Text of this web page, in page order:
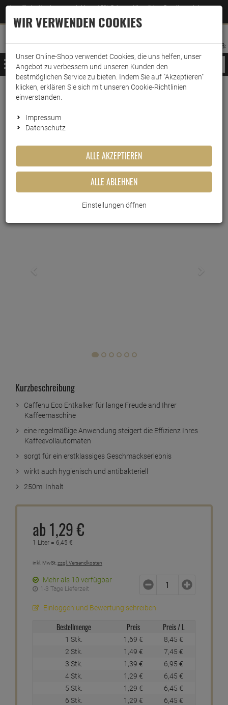
Jetzt für den Newsletter entscheiden und 5% Rabatt auf Ihre nächste Bestellung erhalten
–Zum Newsletter
ANMELDEN
AUFKLAPPEN
MERKZETTEL
WARENKORB:
MENÜ
Weiter einkaufen www.wark24.de
Küche & Haushalt
Kaffeemaschinenzubehör
Caffenu Eco Entkalker 200ml
10016252
Kurzbeschreibung
Caffenu Eco Entkalker für lange Freude and Ihrer
Kaffeemaschine
eine regelmäßige Anwendung steigert die Effizienz Ihres
Kaffeevollautomaten
sorgt für ein erstklassiges Geschmackserlebnis
wirkt auch hygienisch und antibakteriell
250ml Inhalt
ab 1,29€
1 Liter = 6,45 €
inkl. MwSt. zzgl. Versandkosten
Mehr als 10 verfügbar
1-3 Tage Lieferzeit
Einloggen und Bewertung schreiben
Bestellmenge Preis Preis / L
1 Stk. 1, 69 € 8, 45 €
2 Stk.
1, 49 € 7, 45 €
3 Stk.
1, 39 € 6, 95 €
4 Stk.
1, 29 € 6, 45 €
5 Stk.
1, 29 € 6, 45 €
6 Stk.
1, 29 € 6, 45 €
WIR VERWENDEN COOKIES
Unser Online-Shop verwendet Cookies, die uns helfen, unser
Angebot zu verbessern und unseren Kunden den
bestmöglichen Service zu bieten. Indem Sie auf "Akzeptieren"
klicken, erklären Sie sich mit unseren Cookie-Richtlinien
einverstanden.
Impressum
Datenschutz
ALLE AKZEPTIEREN
ALLE ABLEHNEN
Einstellungen öffnen